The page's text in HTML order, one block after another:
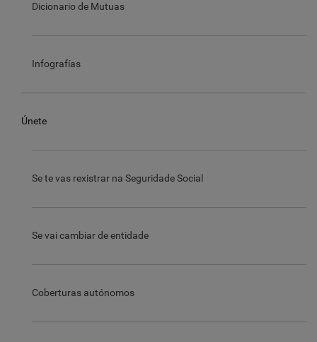
Dicionario de Mutuas
Infografías
Únete
Se te vas rexistrar na Seguridade Social
Se vai cambiar de entidade
Coberturas autónomos